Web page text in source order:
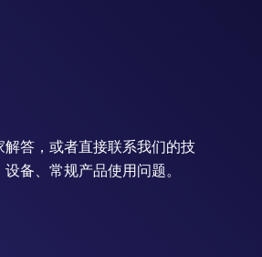
答，或者直接联系我们的技
备、常规产品使用问题。